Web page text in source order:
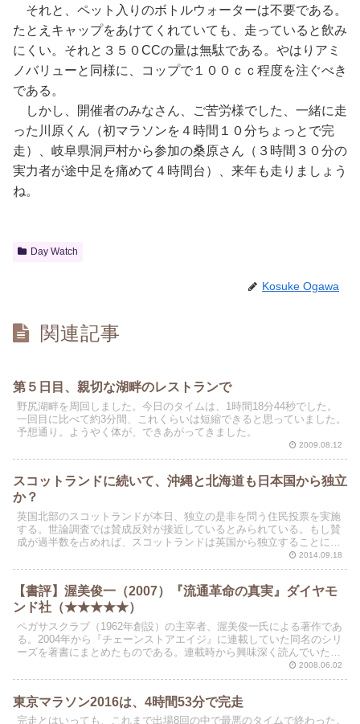
それと、ペット入りのボトルウォーターは不要である。
たとえキャップをあけてくれていても、走っていると飲み
にくい。それと３５０CCの量は無駄である。やはりアミ
ノバリューと同様に、コップで１００ｃｃ程度を注ぐべき
である。
しかし、開催者のみなさん、ご苦労様でした、一緒に走
った川原くん（初マラソンを４時間１０分ちょっとで完
走）、岐阜県洞戸村から参加の桑原さん（３時間３０分の
実力者が途中足を痛めて４時間台）、来年も走りましょう
ね。
Day Watch
Kosuke Ogawa
関連記事
第５日目、親切な湖畔のレストランで
野尻湖畔を周回しました。今日のタイムは、1時間18分44秒でした。
一回目に比べて約3分間、これくらいは短縮できると思っていました。
予想通り。ようやく体が、できあがってきました。
2009.08.12
スコットランドに続いて、沖縄と北海道も日本国から独立
か？
英国北部のスコットランドが本日、独立の是非を問う住民投票を実施
する。世論調査では賛成反対が接近しているとみられている。もし賛
成が過半数を占めれば、スコットランドは英国から独立することにな
2014.09.18
【書評】渥美俊一（2007）『流通革命の真実』ダイヤモ
ンド社（★★★★★）
ペガサスクラブ（1962年創設）の主宰者、渥美俊一氏による著作であ
る。2004年から『チェーンストアエイジ』に連載していた同名のシリ
ーズを著書にまとめたものである。連載時から興味深く読んでいた
2008.06.02
東京マラソン2016は、4時間53分で完走
完走とはいっても、これまで出場8回の中で最悪のタイムで終わった。